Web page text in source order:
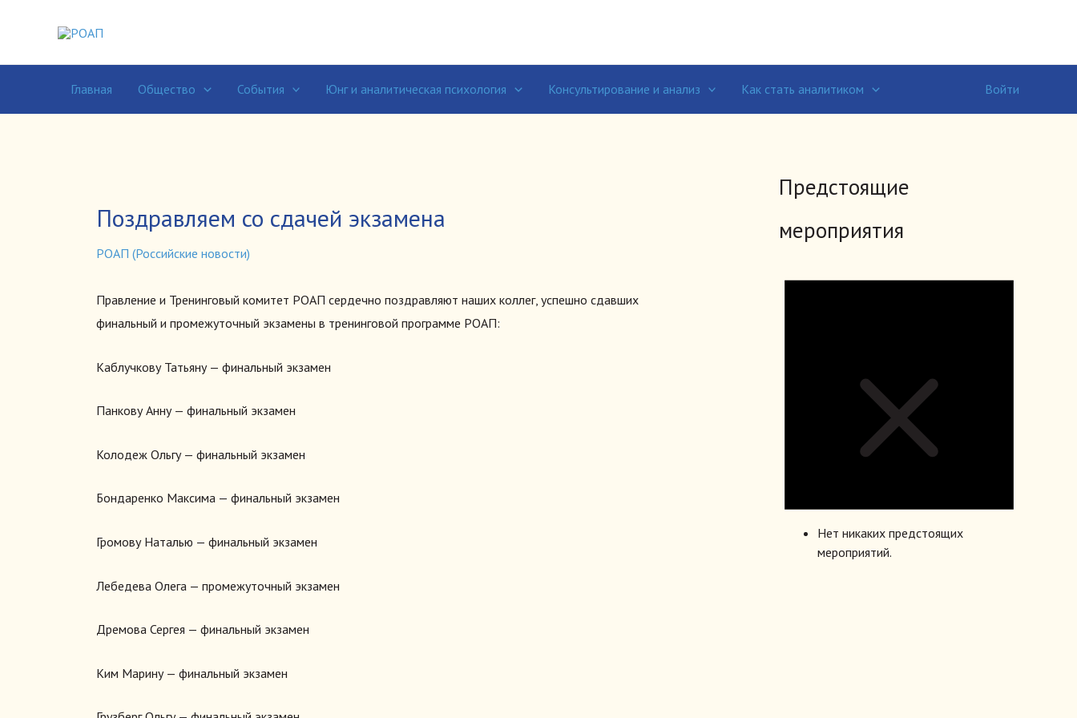
Главная
Общество События Юнг и аналитическая психология Консультирование и анализ Как стать аналитиком Войти
Поздравляем со сдачей экзамена
РОАП (Российские новости)
Правление и Тренинговый комитет РОАП сердечно поздравляют наших коллег, успешно сдавших
финальный и промежуточный экзамены в тренинговой программе РОАП:
Каблучкову Татьяну — финальный экзамен
Панкову Анну — финальный экзамен
Колодеж Ольгу — финальный экзамен
Бондаренко Максима — финальный экзамен
Громову Наталью — финальный экзамен
Лебедева Олега — промежуточный экзамен
Дремова Сергея — финальный экзамен
Ким Марину — финальный экзамен
Предстоящие
мероприятия
Нет никаких предстоящих
мероприятий.